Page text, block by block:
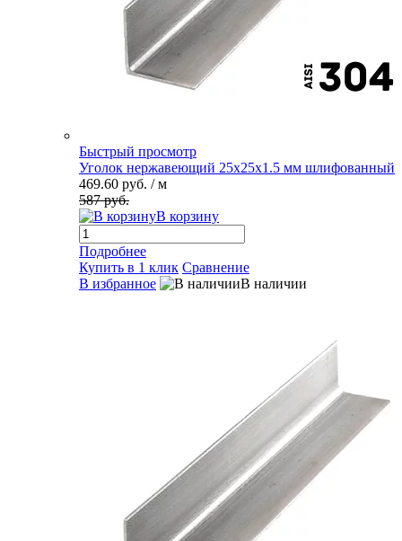
Быстрый просмотр
Уголок нержавеющий 25х25х1.5 мм шлифованный
469.60 руб. / м
587 руб.
В корзину
Подробнее
Купить в 1 клик Сравнение
В избранное
В наличии